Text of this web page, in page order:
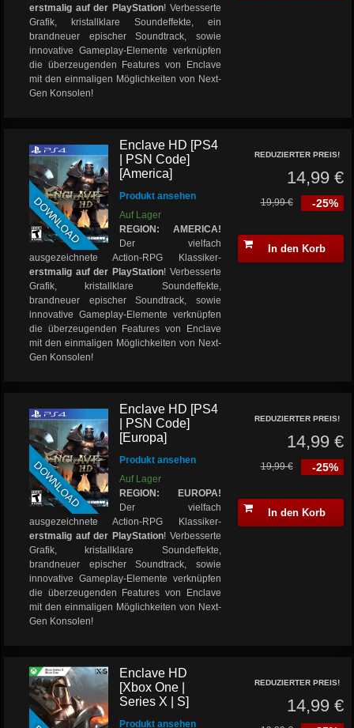
erstmalig auf der PlayStation! Verbesserte
Grafik, kristallklare Soundeffekte, ein
brandneuer epischer Soundtrack, sowie
innovative Gameplay-Elemente verknüpfen
die überzeugenden Features von Enclave
mit den einmaligen Möglichkeiten von Next-
Gen Konsolen!
DOWNLOAD
Enclave HD [PS4
| PSN Code]
[America]
Produkt ansehen
Auf Lager
REGION: AMERICA!
Der vielfach
ausgezeichnete Action-RPG Klassiker-
erstmalig auf der PlayStation! Verbesserte
Grafik, kristallklare Soundeffekte,
brandneuer epischer Soundtrack, sowie
innovative Gameplay-Elemente verknüpfen
die überzeugenden Features von Enclave
mit den einmaligen Möglichkeiten von Next-
Gen Konsolen!
REDUZIERTER PREIS!
14,99 €
-25%
19,99 €
In den Korb
DOWNLOAD
Enclave HD [PS4
| PSN Code]
[Europa]
Produkt ansehen
Auf Lager
REGION: EUROPA!
Der vielfach
ausgezeichnete Action-RPG Klassiker-
erstmalig auf der PlayStation! Verbesserte
Grafik, kristallklare Soundeffekte,
brandneuer epischer Soundtrack, sowie
innovative Gameplay-Elemente verknüpfen
die überzeugenden Features von Enclave
mit den einmaligen Möglichkeiten von Next-
Gen Konsolen!
REDUZIERTER PREIS!
14,99 €
-25%
19,99 €
In den Korb
Enclave HD
[Xbox One |
Series X | S]
Produkt ansehen
REDUZIERTER PREIS!
14,99 €